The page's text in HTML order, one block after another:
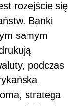
rozejście się
Banki
samym
podczas
stratega